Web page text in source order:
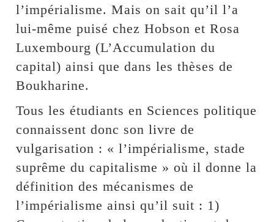
l’impérialisme. Mais on sait qu’il l’a
lui-même puisé chez Hobson et Rosa
Luxembourg (L’Accumulation du
capital) ainsi que dans les thèses de
Boukharine.
Tous les étudiants en Sciences politique
connaissent donc son livre de
vulgarisation : « l’impérialisme, stade
suprême du capitalisme » où il donne la
définition des mécanismes de
l’impérialisme ainsi qu’il suit : 1)